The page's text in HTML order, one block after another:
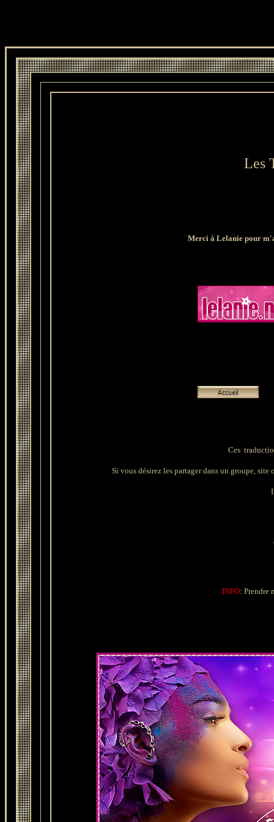
Les
Merci à Lelanie pour
Ces
Si vous désirez les partager dans un groupe,
INFO: Prendre